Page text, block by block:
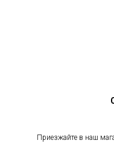
Приезжайте в наш